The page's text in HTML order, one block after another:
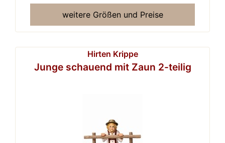
weitere Größen und Preise
Hirten Krippe
Junge schauend mit Zaun 2-teilig